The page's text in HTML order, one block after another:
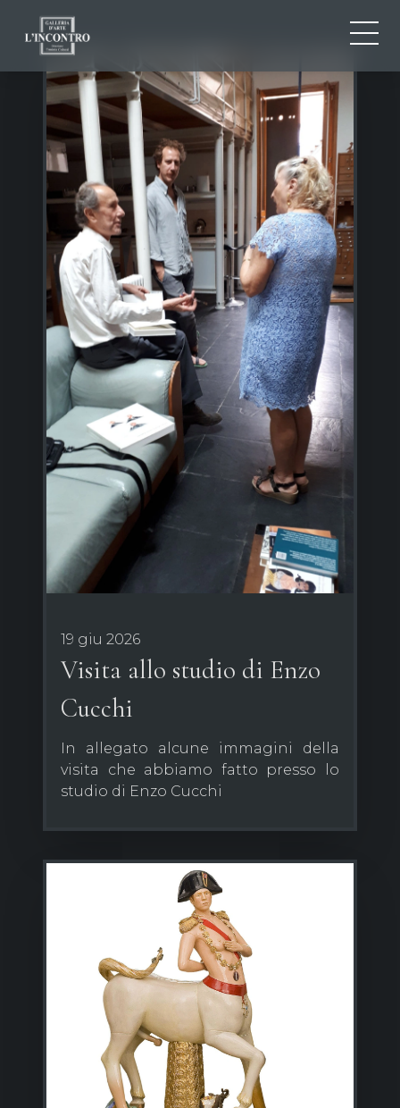
FR
CHI SIAMO
NEWS ED EVENTI
ARTISTI E OPERE
MOSTRE
CONTATTI
19 giu 2026
Visita allo studio di Enzo
Cucchi
In allegato alcune immagini della
visita che abbiamo fatto presso lo
studio di Enzo Cucchi